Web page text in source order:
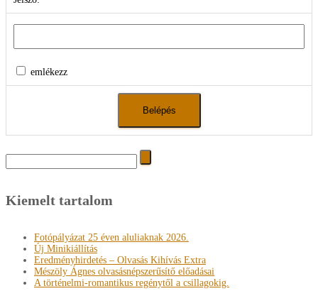
emlékezz
Search
Kiemelt tartalom
Fotópályázat 25 éven aluliaknak 2026.
Új Minikiállítás
Eredményhirdetés – Olvasás Kihívás Extra
Mészöly Ágnes olvasásnépszerűsítő előadásai
A történelmi-romantikus regénytől a csillagokig.